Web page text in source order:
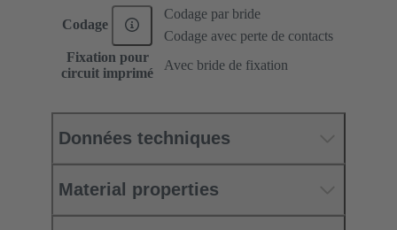
Codage
Codage par bride
Codage avec perte de contacts
Fixation pour
circuit imprimé
Avec bride de fixation
Données techniques
Material properties